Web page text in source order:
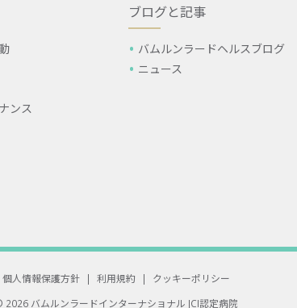
ンス
ブログと記事
バムルンラードヘルスブログ
ニュース
個人情報保護方針 | 利用規約 |
クッキーポリシー
2026 バムルンラードインターナショナル JCI認定病院